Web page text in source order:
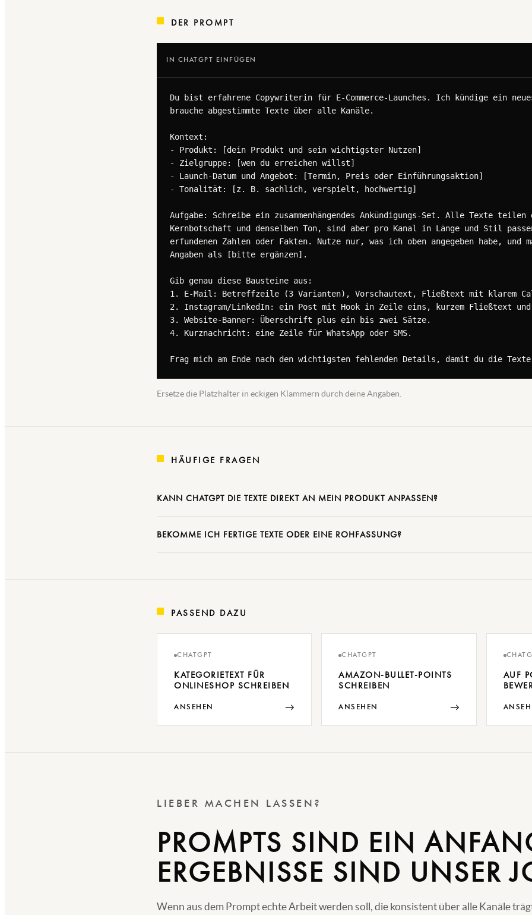
DER PROMPT
IN CHATGPT EINFÜGEN
Du bist erfahrene Copywriterin für E-Commerce-Launches. Ich kündige ein
brauche abgestimmte Texte über alle Kanäle.
Kontext:
- Produkt: [dein Produkt und sein wichtigster Nutzen]
- Zielgruppe: [wen du erreichen willst]
- Launch-Datum und Angebot: [Termin, Preis oder Einführungsaktion]
- Tonalität: [z. B. sachlich, verspielt, hochwertig]
Aufgabe: Schreibe ein zusammenhängendes Ankündigungs-Set. Alle Texte teilen
Kernbotschaft und denselben Ton, sind aber pro Kanal in Länge und Stil
erfundenen Zahlen oder Fakten. Nutze nur, was ich oben angegeben habe, und
Angaben als [bitte ergänzen].
Gib genau diese Bausteine aus:
1. E-Mail: Betreffzeile (3 Varianten), Vorschautext, Fließtext mit klarem
2. Instagram/LinkedIn: ein Post mit Hook in Zeile eins, kurzem Fließtext und
3. Website-Banner: Überschrift plus ein bis zwei Sätze.
4. Kurznachricht: eine Zeile für WhatsApp oder SMS.
Frag mich am Ende nach den wichtigsten fehlenden Details, damit du die
Ersetze die Platzhalter in eckigen Klammern durch deine Angaben.
HÄUFIGE FRAGEN
KANN CHATGPT DIE TEXTE DIREKT AN MEIN PRODUKT ANPASSEN?
BEKOMME ICH FERTIGE TEXTE ODER EINE ROHFASSUNG?
PASSEND DAZU
CHATGPT
KATEGORIETEXT FÜR
ONLINESHOP SCHREIBEN
ANSEHEN →
CHATGPT
AMAZON-BULLET-POINTS
SCHREIBEN
ANSEHEN →
AUF
LIEBER MACHEN LASSEN?
PROMPTS SIND EIN
ERGEBNISSE SIND UNSER
Wenn aus dem Prompt echte Arbeit werden soll, die konsistent über alle Kanäle